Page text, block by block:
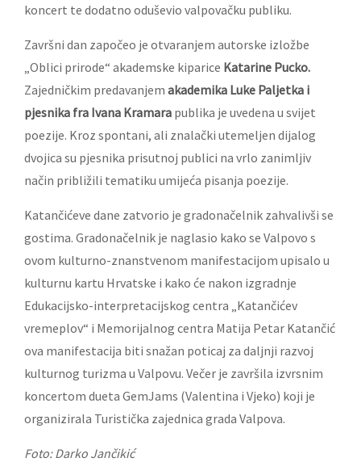
koncert te dodatno oduševio valpovačku publiku.
Završni dan započeo je otvaranjem autorske izložbe
„Oblici prirode“ akademske kiparice Katarine Pucko.
Zajedničkim predavanjem akademika Luke Paljetka i
pjesnika fra Ivana Kramara publika je uvedena u svijet
poezije. Kroz spontani, ali znalački utemeljen dijalog
dvojica su pjesnika prisutnoj publici na vrlo zanimljiv
način približili tematiku umijeća pisanja poezije.
Katančićeve dane zatvorio je gradonačelnik zahvalivši se
gostima. Gradonačelnik je naglasio kako se Valpovo s
ovom kulturno-znanstvenom manifestacijom upisalo u
kulturnu kartu Hrvatske i kako će nakon izgradnje
Edukacijsko-interpretacijskog centra „Katančićev
vremeplov“ i Memorijalnog centra Matija Petar Katančić
ova manifestacija biti snažan poticaj za daljnji razvoj
kulturnog turizma u Valpovu. Večer je završila izvrsnim
koncertom dueta GemJams (Valentina i Vjeko) koji je
organizirala Turistička zajednica grada Valpova.
Foto: Darko Jančikić